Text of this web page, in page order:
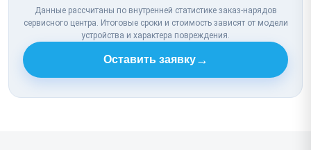
Данные рассчитаны по внутренней статистике заказ-нарядов
сервисного центра. Итоговые сроки и стоимость зависят от модели
устройства и характера повреждения.
Оставить заявку→